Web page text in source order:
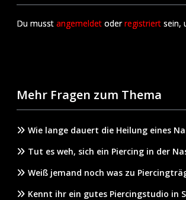
Du musst angemeldet oderregistriert sein,
Mehr Fragen zum Thema
Wie lange dauert die Heilung eines
Tut es weh, sich ein Piercing in der
Weiß jemand noch was zu
Kennt ihr ein gutes Piercingstudio in